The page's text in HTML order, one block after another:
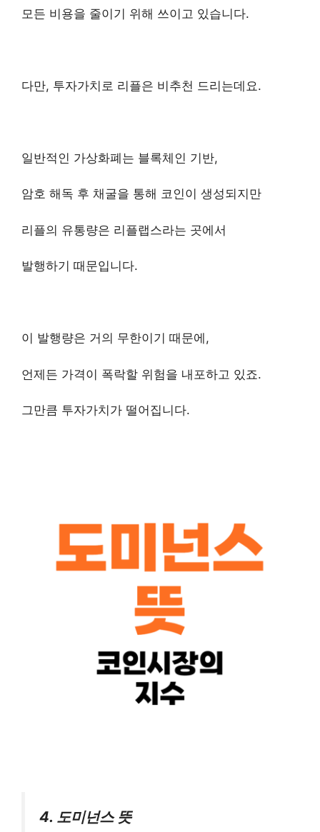
모든 비용을 줄이기 위해 쓰이고 있습니다.
다만, 투자가치로 리플은 비추천 드리는데요.
일반적인 가상화폐는 블록체인 기반,
암호 해독 후 채굴을 통해 코인이 생성되지만
리플의 유통량은 리플랩스라는 곳에서
발행하기 때문입니다.
이 발행량은 거의 무한이기 때문에,
언제든 가격이 폭락할 위험을 내포하고 있죠.
그만큼 투자가치가 떨어집니다.
4. 도미넌스 뜻